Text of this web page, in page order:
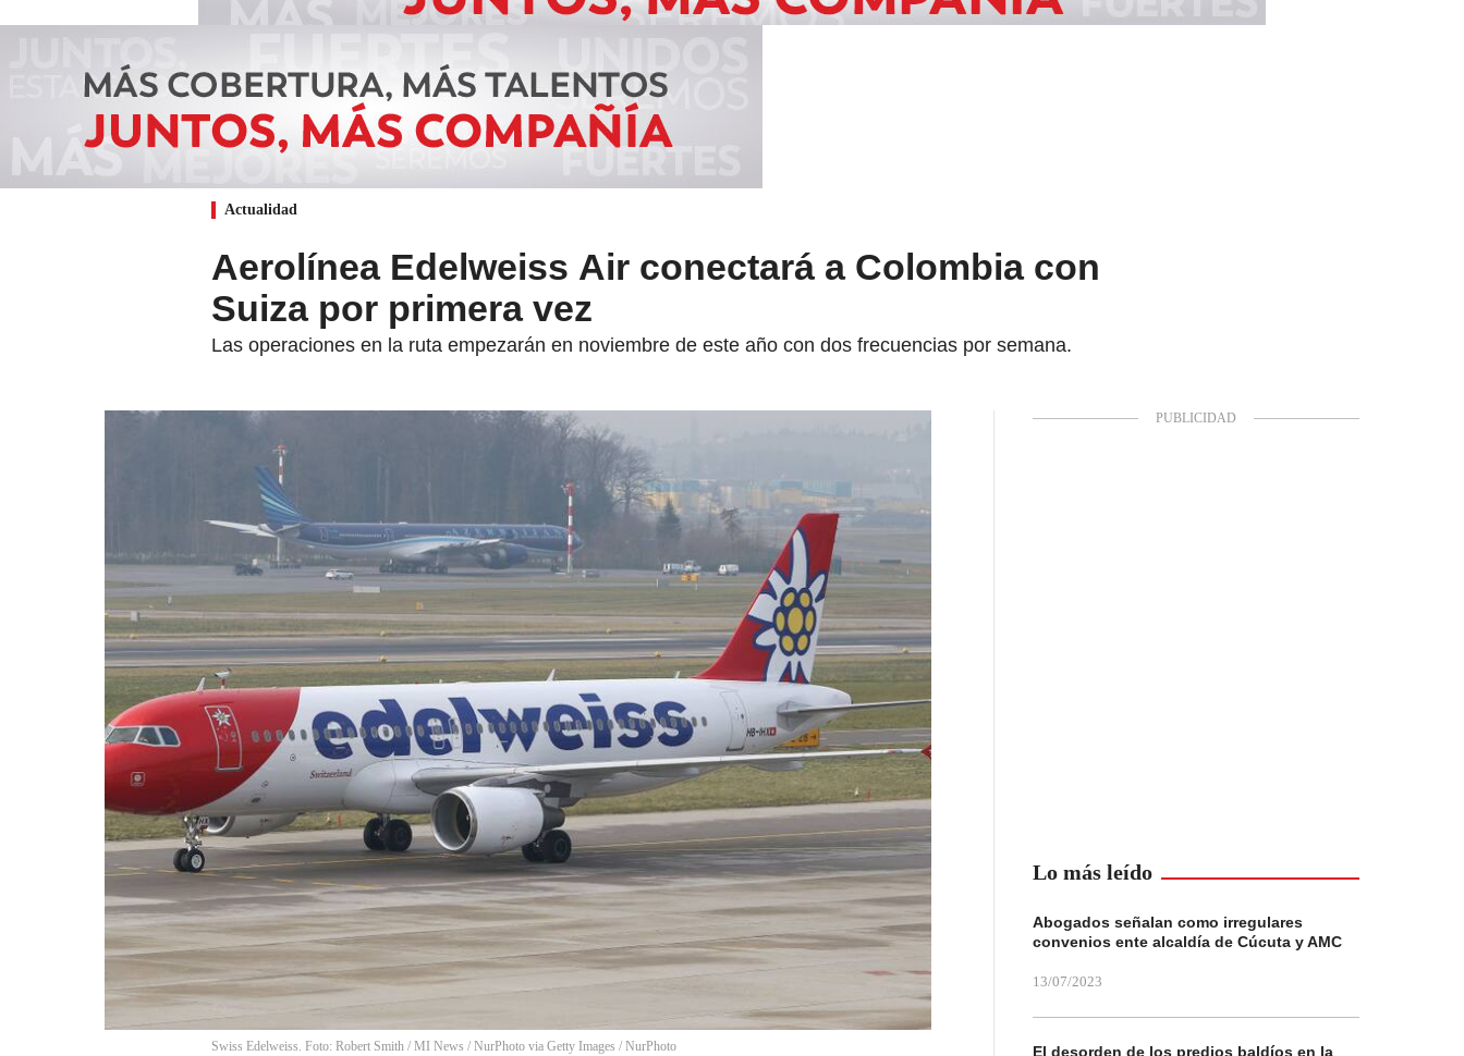
Actualidad
Aerolínea Edelweiss Air conectará a Colombia con
Suiza por primera vez
Las operaciones en la ruta empezarán en noviembre de este año con dos frecuencias por semana.
Swiss Edelweiss. Foto: Robert Smith / MI News / NurPhoto via Getty Images / NurPhoto
Lo más leído
Abogados señalan como irregulares
convenios ente alcaldía de Cúcuta y AMC
13/07/2023
El desorden de los predios baldíos en la